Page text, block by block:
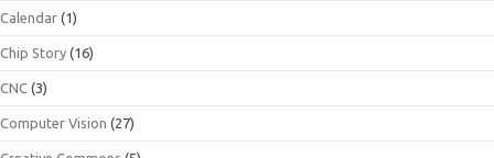
Calendar (1)
Chip Story (16)
CNC (3)
Computer Vision (27)